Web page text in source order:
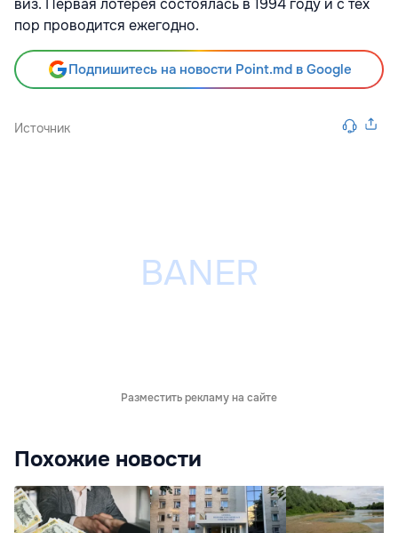
пор проводится ежегодно.
Подпишитесь на новости Point.md в Google
Источник
Разместить рекламу на сайте
Похожие новости